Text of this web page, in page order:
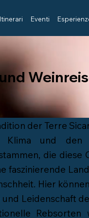
Itinerari Eventi
der Terre
Klima und den
die diese
faszinierende
Hier
Leidenschaft